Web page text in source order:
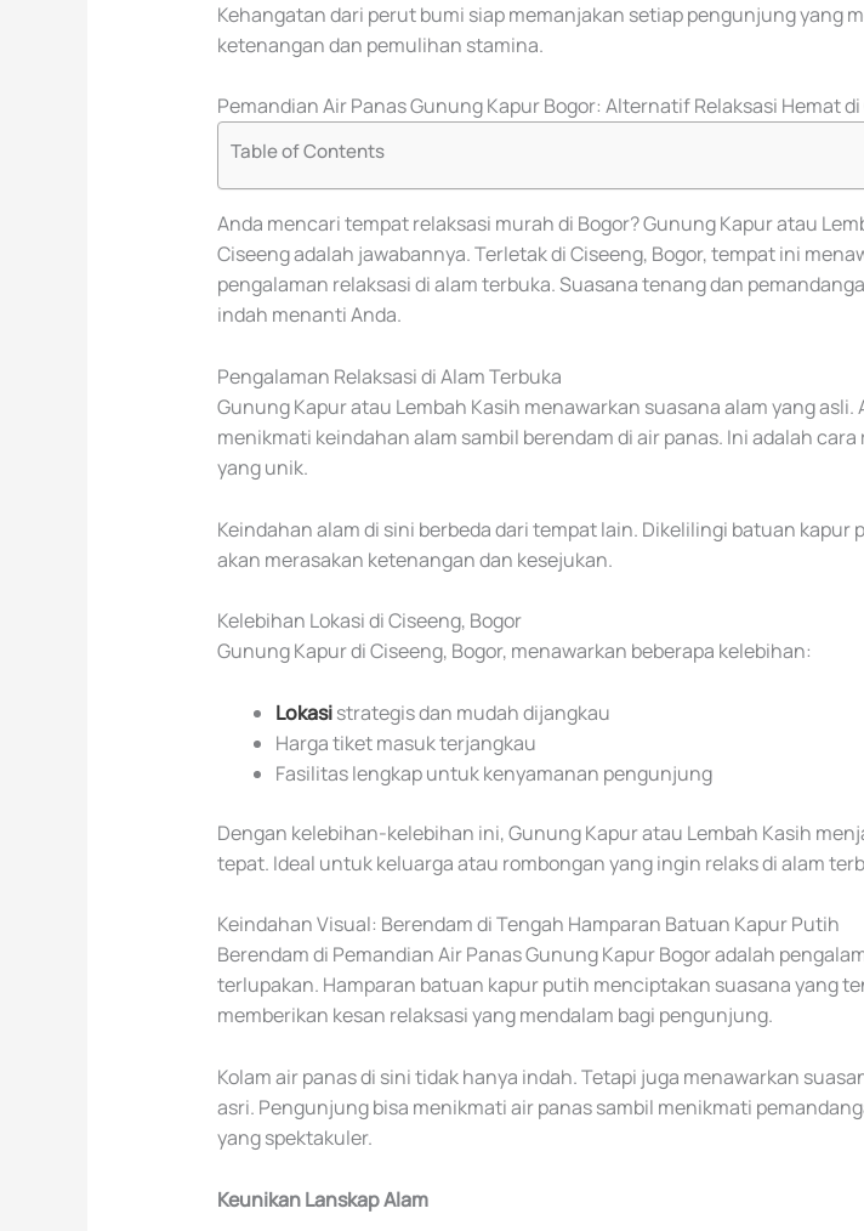
Kehangatan dari perut bumi siap memanjakan setiap pengunjung yang
ketenangan dan pemulihan stamina.
Pemandian Air Panas Gunung Kapur Bogor: Alternatif Relaksasi Hemat
Table of Contents
Anda mencari tempat relaksasi murah di Bogor? Gunung Kapur atau
Ciseeng adalah jawabannya. Terletak di Ciseeng, Bogor, tempat ini
pengalaman relaksasi di alam terbuka. Suasana tenang dan
indah menanti Anda.
Pengalaman Relaksasi di Alam Terbuka
Gunung Kapur atau Lembah Kasih menawarkan suasana alam yang asli.
menikmati keindahan alam sambil berendam di air panas. Ini adalah cara
yang unik.
Keindahan alam di sini berbeda dari tempat lain. Dikelilingi batuan kapur
akan merasakan ketenangan dan kesejukan.
Kelebihan Lokasi di Ciseeng, Bogor
Gunung Kapur di Ciseeng, Bogor, menawarkan beberapa kelebihan:
Lokasistrategis dan mudah dijangkau
Harga tiket masuk terjangkau
Fasilitas lengkap untuk kenyamanan pengunjung
Dengan kelebihan-kelebihan ini, Gunung Kapur atau Lembah Kasih
tepat. Ideal untuk keluarga atau rombongan yang ingin relaks di alam
Keindahan Visual: Berendam di Tengah Hamparan Batuan Kapur Putih
Berendam di Pemandian Air Panas Gunung Kapur Bogor adalah
terlupakan. Hamparan batuan kapur putih menciptakan suasana yang
memberikan kesan relaksasi yang mendalam bagi pengunjung.
Kolam air panas di sini tidak hanya indah. Tetapi juga menawarkan
asri. Pengunjung bisa menikmati air panas sambil menikmati
yang spektakuler.
Keunikan Lanskap Alam